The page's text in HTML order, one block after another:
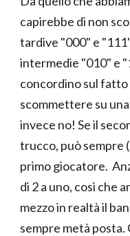
capirebbe di non
tardive "000" e
intermedie "010" e
concordino sul
scommettere su
invece no! Se il
trucco, può sempre
primo giocatore.
di 2 a uno, così che
mezzo in realtà il
sempre metà